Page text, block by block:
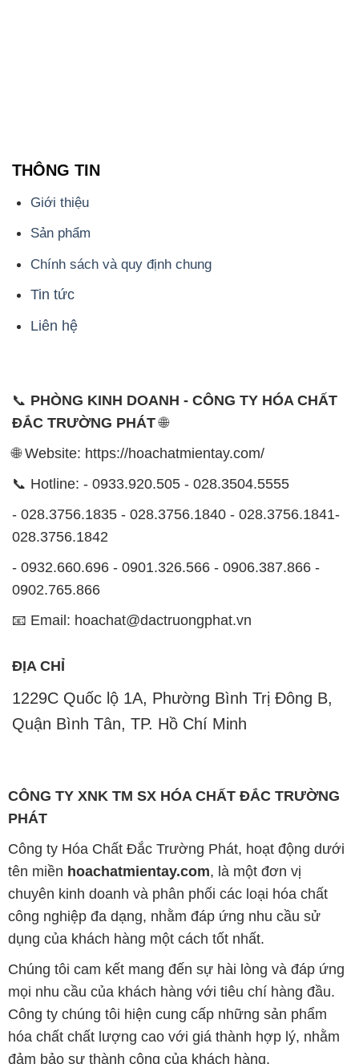
THÔNG TIN
Giới thiệu
Sản phẩm
Chính sách và quy định chung
Tin tức
Liên hệ
📞 PHÒNG KINH DOANH - CÔNG TY HÓA CHẤT
ĐẮC TRƯỜNG PHÁT🌐
🌐 Website: https://hoachatmientay.com/
📞 Hotline: - 0933.920.505 - 028.3504.5555
- 028.3756.1835 - 028.3756.1840 - 028.3756.1841-
028.3756.1842
- 0932.660.696 - 0901.326.566 - 0906.387.866 -
0902.765.866
📧 Email: hoachat@dactruongphat.vn
ĐỊA CHỈ
1229C Quốc lộ 1A, Phường Bình Trị Đông B,
Quận Bình Tân, TP. Hồ Chí Minh
CÔNG TY XNK TM SX HÓA CHẤT ĐẮC TRƯỜNG
PHÁT
Công ty Hóa Chất Đắc Trường Phát, hoạt động dưới
tên miền hoachatmientay.com, là một đơn vị
chuyên kinh doanh và phân phối các loại hóa chất
công nghiệp đa dạng, nhằm đáp ứng nhu cầu sử
dụng của khách hàng một cách tốt nhất.
Chúng tôi cam kết mang đến sự hài lòng và đáp ứng
mọi nhu cầu của khách hàng với tiêu chí hàng đầu.
Công ty chúng tôi hiện cung cấp những sản phẩm
hóa chất chất lượng cao với giá thành hợp lý, nhằm
đảm bảo sự thành công của khách hàng.